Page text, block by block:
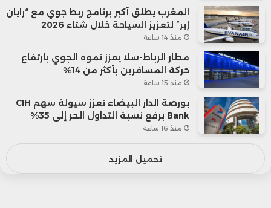
المغرب يطلق أكبر برنامج ربط جوي مع “رايان
إير” لتعزيز السياحة خلال شتاء 2026
منذ 14 ساعة
مطار الرباط-سلا يعزز نموه الجوي بارتفاع
حركة المسافرين بأكثر من 14%
منذ 15 ساعة
بورصة الدار البيضاء تعزز سيولة سهم CIH
Bank برفع نسبة التداول الحر إلى 35%
منذ 16 ساعة
تحميل المزيد